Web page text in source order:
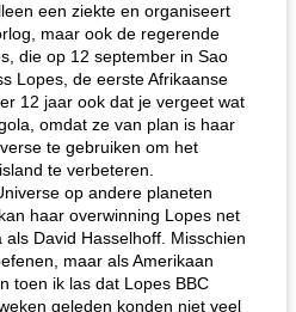
een ziekte en organiseert
maar ook de regerende
die op 12 september in Sao
Lopes, de eerste Afrikaanse
12 jaar ook dat je vergeet wat
omdat ze van plan is haar
te gebruiken om het
te verbeteren.
op andere planeten
haar overwinning Lopes net
David Hasselhoff. Misschien
maar als Amerikaan
toen ik las dat Lopes BBC
geleden konden niet veel